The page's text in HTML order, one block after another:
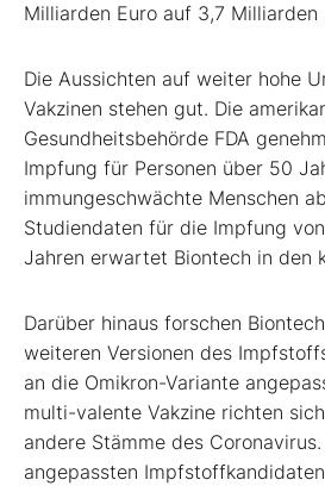
Milliarden Euro auf 3,7 Milliarden
Die Aussichten auf weiter hohe
Vakzinen stehen gut. Die
Gesundheitsbehörde FDA
Impfung für Personen über 50
immungeschwächte Menschen
Studiendaten für die Impfung
Jahren erwartet Biontech in den
Darüber hinaus forschen
weiteren Versionen des
an die Omikron-Variante
multi-valente Vakzine richten
andere Stämme des
angepassten